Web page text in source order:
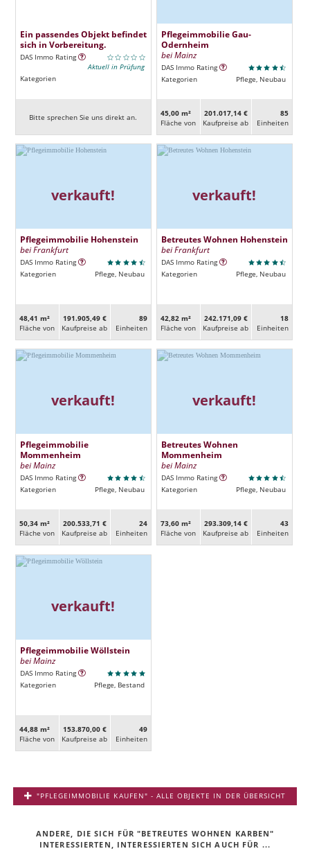
Ein passendes Objekt befindet
sich in Vorbereitung.
DAS Immo Rating
Aktuell in Prüfung
Kategorien
Bitte sprechen Sie uns direkt an.
Pflegeimmobilie Gau-
Odernheim
bei Mainz
DAS Immo Rating
Kategorien
Pflege, Neubau
45,00 m²
Fläche von
201.017,14 €
Kaufpreise ab
85
Ein­heiten
verkauft!
Pflegeimmobilie Hohenstein
bei Frankfurt
DAS Immo Rating
Kategorien
Pflege, Neubau
48,41 m²
Fläche von
191.905,49 €
Kaufpreise ab
89
Ein­heiten
verkauft!
Betreutes Wohnen Hohenstein
bei Frankfurt
DAS Immo Rating
Kategorien
Pflege, Neubau
42,82 m²
Fläche von
242.171,09 €
Kaufpreise ab
18
Ein­heiten
verkauft!
Pflegeimmobilie
Mommenheim
bei Mainz
DAS Immo Rating
Kategorien
Pflege, Neubau
50,34 m²
Fläche von
200.533,71 €
Kaufpreise ab
24
Ein­heiten
verkauft!
Betreutes Wohnen
Mommenheim
bei Mainz
DAS Immo Rating
Kategorien
Pflege, Neubau
73,60 m²
Fläche von
293.309,14 €
Kaufpreise ab
43
Ein­heiten
verkauft!
Pflegeimmobilie Wöllstein
bei Mainz
DAS Immo Rating
Kategorien
Pflege, Bestand
44,88 m²
Fläche von
153.870,00 €
Kaufpreise ab
49
Ein­heiten
"PFLEGEIMMOBILIE KAUFEN" - ALLE OBJEKTE IN DER ÜBERSICHT
ANDERE, DIE SICH FÜR "BETREUTES WOHNEN KARBEN"
INTERESSIERTEN, INTERESSIERTEN SICH AUCH FÜR ...